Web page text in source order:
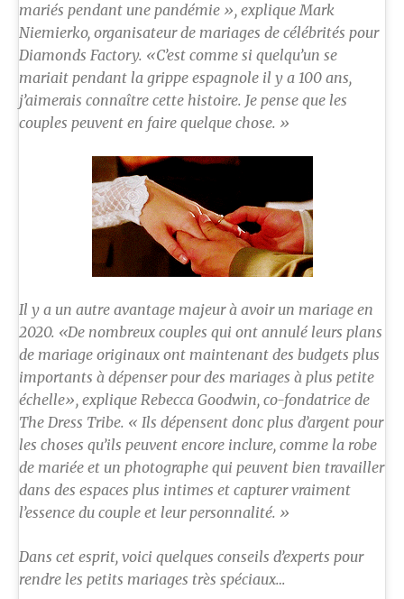
mariés pendant une pandémie », explique Mark
Niemierko, organisateur de mariages de célébrités pour
Diamonds Factory. «C’est comme si quelqu’un se
mariait pendant la grippe espagnole il y a 100 ans,
j’aimerais connaître cette histoire. Je pense que les
couples peuvent en faire quelque chose. »
Il y a un autre avantage majeur à avoir un mariage en
2020. «De nombreux couples qui ont annulé leurs plans
de mariage originaux ont maintenant des budgets plus
importants à dépenser pour des mariages à plus petite
échelle», explique Rebecca Goodwin, co-fondatrice de
The Dress Tribe. « Ils dépensent donc plus d’argent pour
les choses qu’ils peuvent encore inclure, comme la robe
de mariée et un photographe qui peuvent bien travailler
dans des espaces plus intimes et capturer vraiment
l’essence du couple et leur personnalité. »
Dans cet esprit, voici quelques conseils d’experts pour
rendre les petits mariages très spéciaux…